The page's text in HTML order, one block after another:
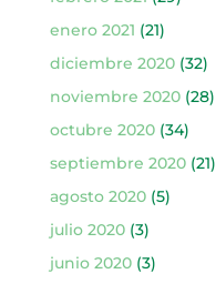
enero 2021 (21)
diciembre 2020(32)
noviembre 2020(28)
octubre 2020(34)
septiembre 2020(21)
agosto 2020(5)
julio 2020(3)
junio 2020(3)